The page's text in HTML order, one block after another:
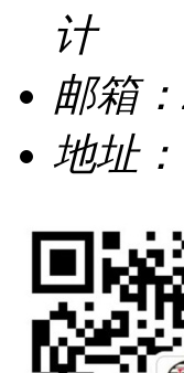
计
邮箱
地址